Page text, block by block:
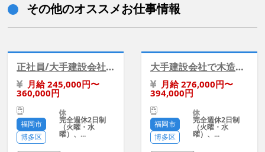
その他のオススメお仕事情報
正社員/大手建設会社で営業《賞与年2回》年間休日120日
月給 245,000円〜
360,000円
福岡市
博多区
完全週休2日制
（火曜・水
曜）、...
大手建設会社で木造住宅の設計/正社員《賞与年2回》
月給 276,000円〜
394,000円
福岡市
博多区
完全週休2日制
（火曜・水
曜）、...